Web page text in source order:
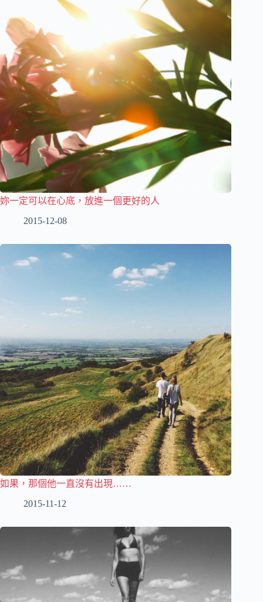
妳一定可以在心底，放進一個更好的人
2015-12-08
如果，那個他一直沒有出現……
2015-11-12